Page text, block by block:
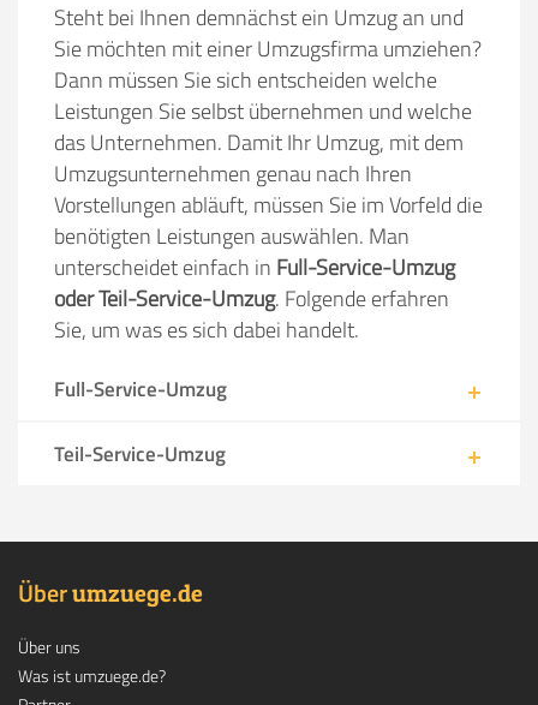
Steht bei Ihnen demnächst ein Umzug an und
Sie möchten mit einer Umzugsfirma umziehen?
Dann müssen Sie sich entscheiden welche
Leistungen Sie selbst übernehmen und welche
das Unternehmen. Damit Ihr Umzug, mit dem
Umzugsunternehmen genau nach Ihren
Vorstellungen abläuft, müssen Sie im Vorfeld die
benötigten Leistungen auswählen. Man
unterscheidet einfach in Full-Service-Umzug
oder Teil-Service-Umzug. Folgende erfahren
Sie, um was es sich dabei handelt.
Full-Service-Umzug
Teil-Service-Umzug
Überumzuege.de
Über uns
Was ist umzuege.de?